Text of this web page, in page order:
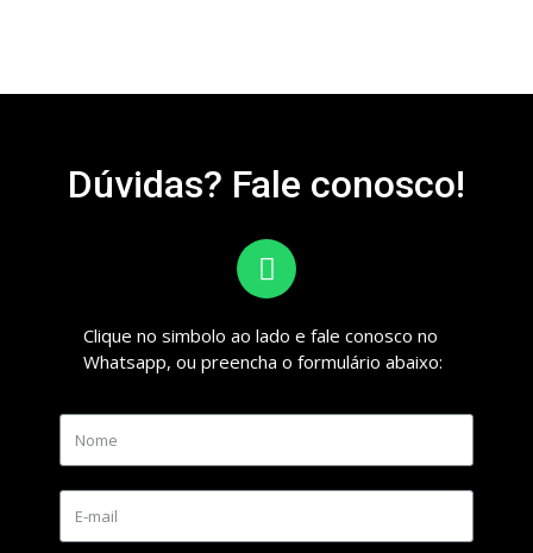
Dúvidas? Fale conosco!
Clique no simbolo ao lado e fale conosco no
Whatsapp, ou preencha o formulário abaixo: